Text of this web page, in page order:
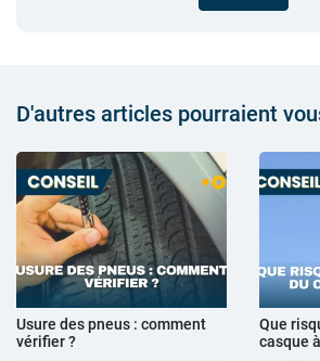
D'autres articles pourraient
Usure des pneus : comment
vérifier ?
Que
casque